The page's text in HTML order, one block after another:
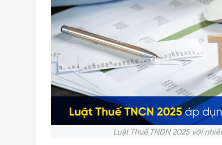
Luật Thuế TNDN 2025 với